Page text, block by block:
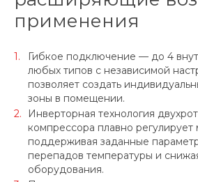
применения
Гибкое подключение — до 4
любых типов с независимой
позволяет создать
зоны в помещении.
Инверторная технология
компрессора плавно регулирует
поддерживая заданные
перепадов температуры и
оборудования.